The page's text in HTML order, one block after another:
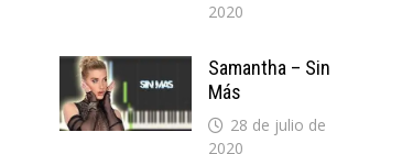
2020
Samantha – Sin
Más
28 de julio de
2020